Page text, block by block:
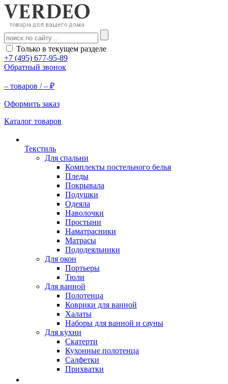
Только в текущем разделе
+7 (495) 677-95-89
Обратный звонок
– товаров /– ₽
Оформить заказ
Каталог товаров
Текстиль
Для спальни
Комплекты постельного белья
Пледы
Покрывала
Подушки
Одеяла
Наволочки
Простыни
Наматрасники
Матрасы
Пододеяльники
Для окон
Портьеры
Тюли
Для ванной
Полотенца
Коврики для ванной
Халаты
Наборы для ванной и сауны
Для кухни
Скатерти
Кухонные полотенца
Салфетки
Прихватки